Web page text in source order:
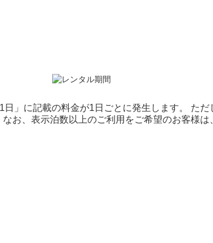
」に記載の料金が1日ごとに発生します。 た
お、表示泊数以上のご利用をご希望のお客様